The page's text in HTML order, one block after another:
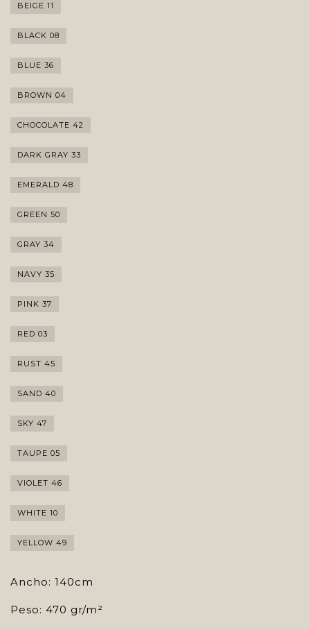
BEIGE 11
BLACK 08
BLUE 36
BROWN 04
CHOCOLATE 42
DARK GRAY 33
EMERALD 48
GREEN 50
GRAY 34
NAVY 35
PINK 37
RED 03
RUST 45
SAND 40
SKY 47
TAUPE 05
VIOLET 46
WHITE 10
YELLOW 49
Ancho: 140cm
Peso: 470 gr/m²